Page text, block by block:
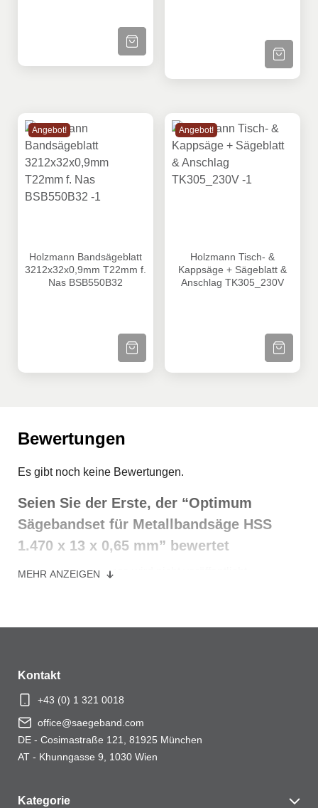
ZUM PRODUKT
ZUM
Angebot!
Holzmann Bandsägeblatt
3212x32x0,9mm T22mm f.
Nas BSB550B32
ZUM PRODUKT
Angebot!
Holzmann Tisch- &
Kappsäge + Sägeblatt &
Anschlag TK305_230V
ZUM
Bewertungen
Es gibt noch keine Bewertungen.
Seien Sie der Erste, der “Optimum
Sägebandset für Metallbandsäge HSS
1.470 x 13 x 0,65 mm” bewertet
Deine E-Mail-Adresse wird nicht veröffentlicht.
MEHR ANZEIGEN
Kontakt
+43 (0) 1 321 0018
office@saegeband.com
DE - Cosimastraße 121, 81925 München
AT - Khunngasse 9, 1030 Wien
Kategorie